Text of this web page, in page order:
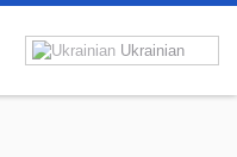
Ukrainian